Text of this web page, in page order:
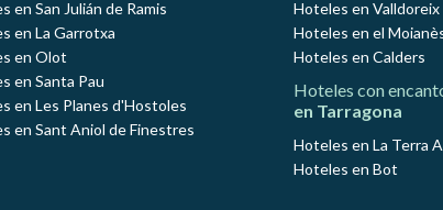
en San Julián de Ramis
en La Garrotxa
en Olot
en Santa Pau
en Les Planes d'Hostoles
en Sant Aniol de Finestres
Hoteles en Valldoreix
Hoteles en el
Hoteles en Calders
Hoteles con
en Tarragona
Hoteles en La Terra
Hoteles en Bot